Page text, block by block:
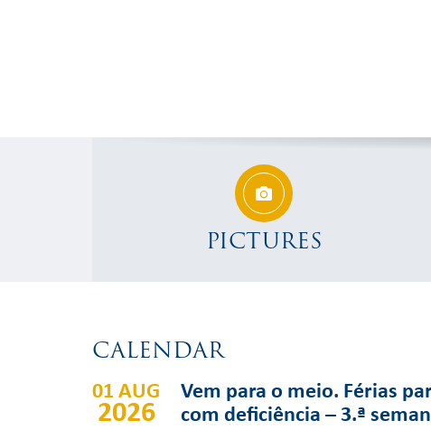
PICTURES
CALENDAR
01 AUG
2026
Vem para o meio. Férias
com deficiência – 3.ª